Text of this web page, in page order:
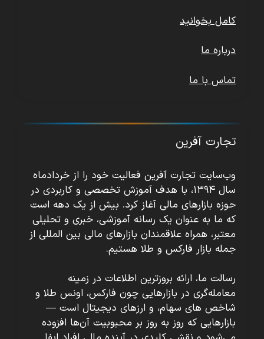
کامل بخوانید
درباره ما
تماس با ما
تجارت آفرین
وب‌سایت تجارت آفرین فعالیت خود را از خردادماه
سال ۱۳۹۴، با هدف آموزش تخصصی و کاربردی در
حوزه بازارهای مالی آغاز کرد. بیش از یک دهه است
که ما به عنوان یک رسانه آموزشی، خبری و تحلیلی
معتبر، همراه علاقمندان بازارهای مالی بین المللی از
جمله بازار فارکس و طلا هستیم.
رسالت ما، ارائه بروزترین اطلاعات در زمینه
معامله‌گری در بازارهایی چون فارکس، اونس طلا و
شاخص های سهام، و ارزهای دیجیتال است —
بازارهایی که روز به روز بر محبوبیت آن‌ها افزوده